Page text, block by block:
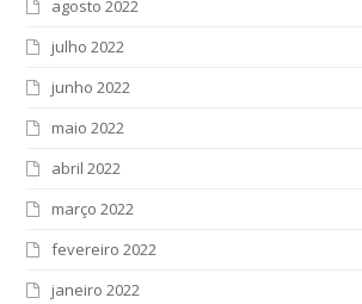
agosto 2022
julho 2022
junho 2022
maio 2022
abril 2022
março 2022
fevereiro 2022
janeiro 2022